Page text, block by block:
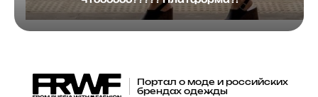
Портал о моде и российских
брендах одежды